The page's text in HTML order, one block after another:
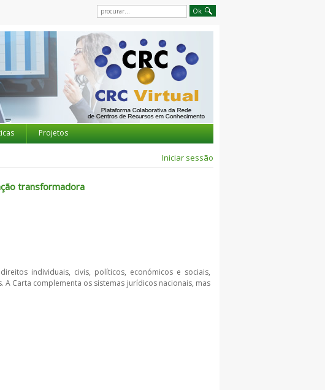
Projetos
Iniciar sessão
transformadora
individuais, civis, políticos, económicos e sociais,
Carta complementa os sistemas jurídicos nacionais, mas